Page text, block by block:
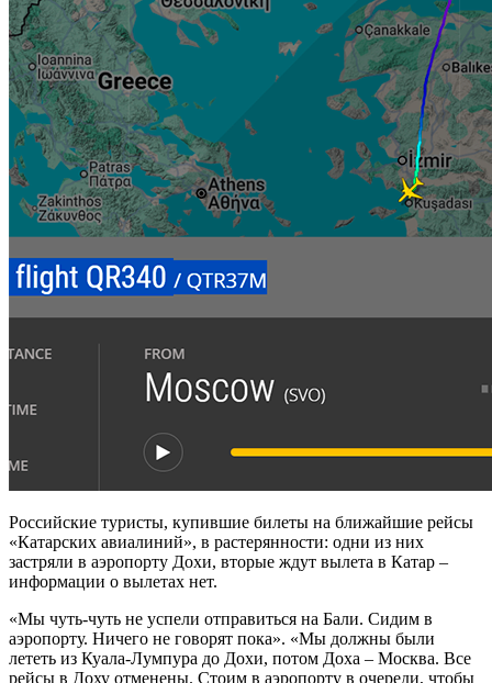
Российские туристы, купившие билеты на ближайшие рейсы
«Катарских авиалиний», в растерянности: одни из них
застряли в аэропорту Дохи, вторые ждут вылета в Катар –
информации о вылетах нет.
«Мы чуть-чуть не успели отправиться на Бали. Сидим в
аэропорту. Ничего не говорят пока». «Мы должны были
лететь из Куала-Лумпура до Дохи, потом Доха – Москва. Все
рейсы в Доху отменены. Стоим в аэропорту в очереди, чтобы